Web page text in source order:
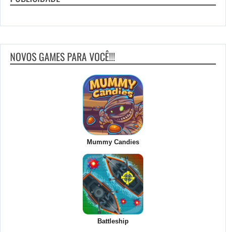
NOVOS GAMES PARA VOCÊ!!!
Mummy Candies
Battleship